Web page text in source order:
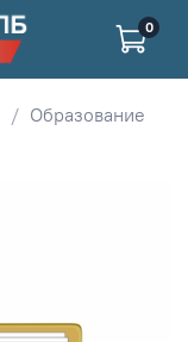
0
Образование